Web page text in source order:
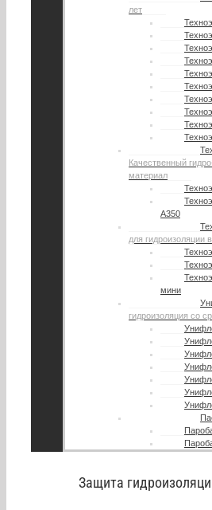
лет
Качественный
материал
А350
для гидроизоляции
мини
гидроизоляция со
Защита